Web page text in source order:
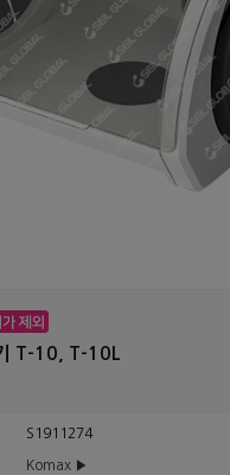
T-10, T-10L
S1911274
Komax ▶